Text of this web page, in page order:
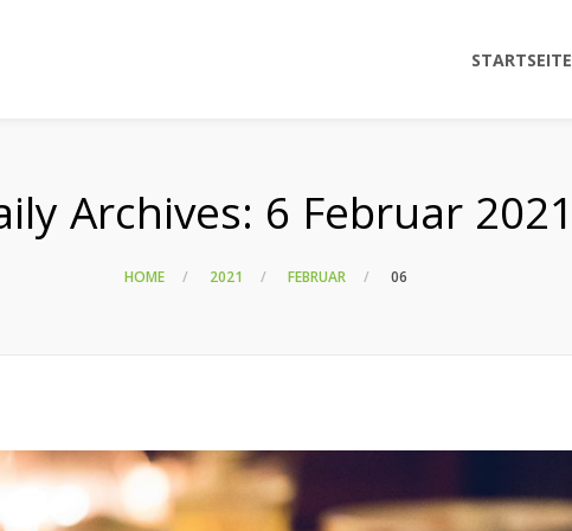
STARTSEITE
Archives: 6 Februar 2021
HOME 2021 FEBRUAR 06